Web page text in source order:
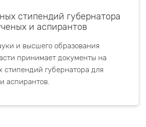
стипендий губернатора
и аспирантов
и высшего образования
принимает документы на
стипендий губернатора для
аспирантов.